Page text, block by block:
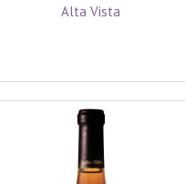
Alta Vista